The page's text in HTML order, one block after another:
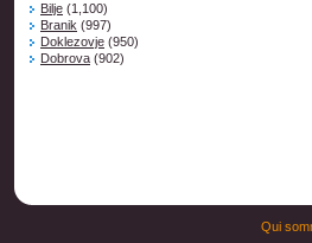
Bilje (1,100)
Branik (997)
Doklezovje (950)
Dobrova (902)
Qui